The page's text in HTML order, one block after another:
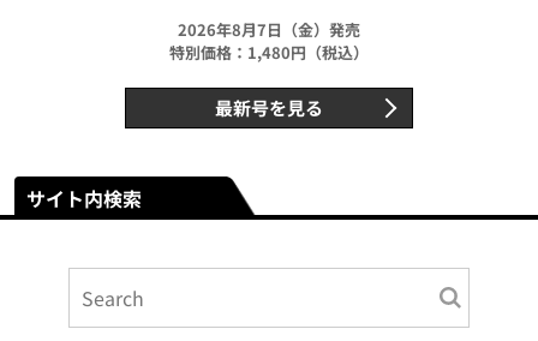
2026年8月7日（金）発売
特別価格：1,480円（税込）
最新号を見る
サイト内検索